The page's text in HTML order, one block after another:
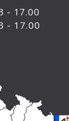
- 17.00
- 17.00